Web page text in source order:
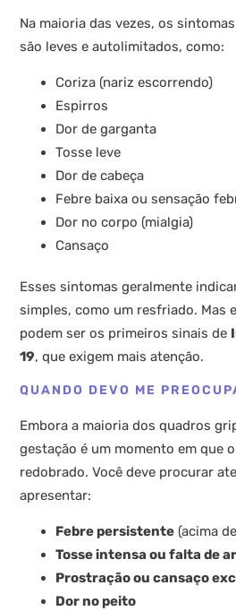
Na maioria das vezes, os
são leves e autolimitados, como:
Coriza (nariz escorrendo)
Espirros
Dor de garganta
Tosse leve
Dor de cabeça
Febre baixa ou sensação
Dor no corpo (mialgia)
Cansaço
Esses sintomas geralmente
simples, como um resfriado. Mas
podem ser os primeiros sinais de
19, que exigem mais atenção.
QUANDO DEVO ME
Embora a maioria dos quadros
gestação é um momento em que
redobrado. Você deve procurar
apresentar:
Febre persistente (acima
Tosse intensa ou falta de ar
Prostração ou cansaço
Dor no peito